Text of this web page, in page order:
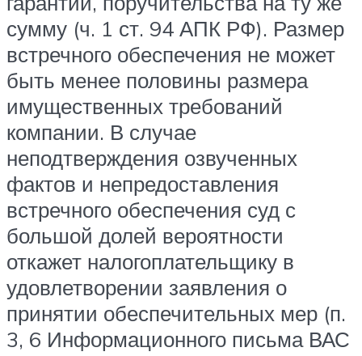
сумму (ч. 1 ст. 94 АПК РФ). Размер
встречного обеспечения не может
быть менее половины размера
имущественных требований
компании. В случае
неподтверждения озвученных
фактов и непредоставления
встречного обеспечения суд с
большой долей вероятности
откажет налогоплательщику в
удовлетворении заявления о
принятии обеспечительных мер (п.
3, 6 Информационного письма ВАС